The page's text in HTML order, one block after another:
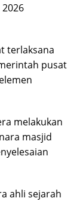
terlaksana
pusat
melakukan
masjid
ahli sejarah